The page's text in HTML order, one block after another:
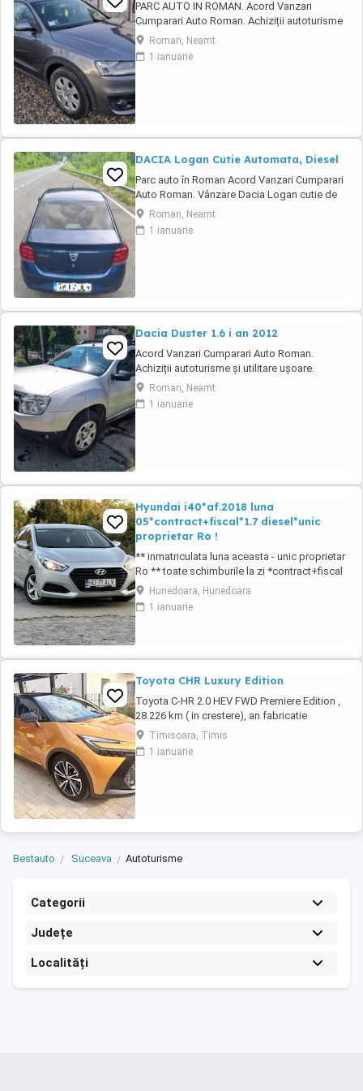
PARC AUTO IN ROMAN. Acord Vanzari
Cumparari Auto Roman. Achiziții autoturisme
și utilitare ușoare. --AUTOTURISM cumparat
in Noiembrie 2014 din Reprezentanța Italia
Înmatriculat Romania acte si taxe la zi -- Carte
Roman, Neamt
1 ianuarie
DACIA Logan Cutie Automata, Diesel
Parc auto în Roman Acord Vanzari Cumparari
Auto Roman. Vânzare Dacia Logan cutie de
viteze automata Cumpărat reprezentantă
România în noiembrie 2018 Cea mai bună
Motorizare 1500 diesel de 90 Cp euro6 fara
Roman, Neamt
1 ianuarie
Dacia Duster 1.6 i an 2012
Acord Vanzari Cumparari Auto Roman.
Achiziții autoturisme și utilitare ușoare.
Vanzare Dacia Duster .proveniență Franța.
Înmatriculat România de 6 luni. Unic
proprietar. Funcționare Ireproșabilă. Se
Roman, Neamt
1 ianuarie
Hyundai i40*af.2018 luna
05*contract+fiscal*1.7 diesel*unic
proprietar Ro !
** inmatriculata luna aceasta - unic proprietar
Ro ** toate schimburile la zi *contract+fiscal
pe loc == Hyundai i40 *af.2018 luna 05 *euro
6! == 1.7 diesel CRDI *85 kw - 115 cp
*distributia pe lant == pachet crom interior
Hunedoara, Hunedoara
1 ianuarie
Toyota CHR Luxury Edition
Toyota C-HR 2.0 HEV FWD Premiere Edition ,
28.226 km ( in crestere), an fabricatie
noiembrie 2023, prima inmatriculare iulie
2024, achizitionata direct de la reprezentanta
Toyota Jante 19 + Set cauciucuri iarnă
Timisoara, Timis
1 ianuarie
Bestauto Suceava Autoturisme
Categorii
Județe
Localități